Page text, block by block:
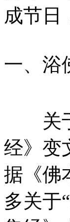
成节日
一、浴
关于
经》变
据《佛
多关于